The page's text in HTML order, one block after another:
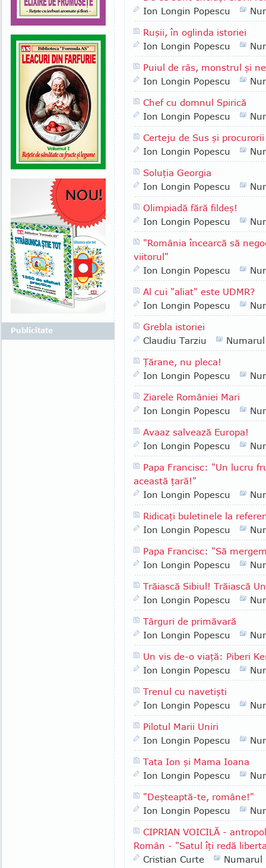
Ion Longin Popescu
Ruşii, în oglinda istoriei
Ion Longin Popescu
Puiul de râs, monstrul şi
Ion Longin Popescu
Chef cu domnul Spirică
Ion Longin Popescu
Certeju de Sus şi procurorii
Ion Longin Popescu
Soluţia Georgia
Ion Longin Popescu
Olimpiadă fără fildeş!
Ion Longin Popescu
"România încearcă să
viitorul"
Ion Longin Popescu
Al cui "aliat" este UDMR?
Ion Longin Popescu
Grebla istoriei
Claudiu Tarziu
Ţărane, nu pleca!
Ion Longin Popescu
Ziarele României Mari
Ion Longin Popescu
Avaaz salvează Europa!
Ion Longin Popescu
Papa Francisc: "Un lucru
această ţară!"
Ion Longin Popescu
Ridicaţi buletinele la
Ion Longin Popescu
Papa Francisc: "Să
Ion Longin Popescu
Trăiască Sibiul! Trăiască
Ion Longin Popescu
Târguri de primăvară
Ion Longin Popescu
Un vis de-o viaţă: Piberi
Ion Longin Popescu
Trenul cu navetişti
Ion Longin Popescu
Pilotul Marii Uniri
Ion Longin Popescu
Tata Ion şi Mama Ioana
Ion Longin Popescu
"Deşteaptă-te, române!"
Ion Longin Popescu
CIPRIAN VOICILĂ -
Român - "Satul îţi redă
Cristian Curte
Numarul
Publicitate